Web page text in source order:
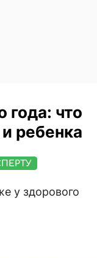
года: что
ребенка
у здорового